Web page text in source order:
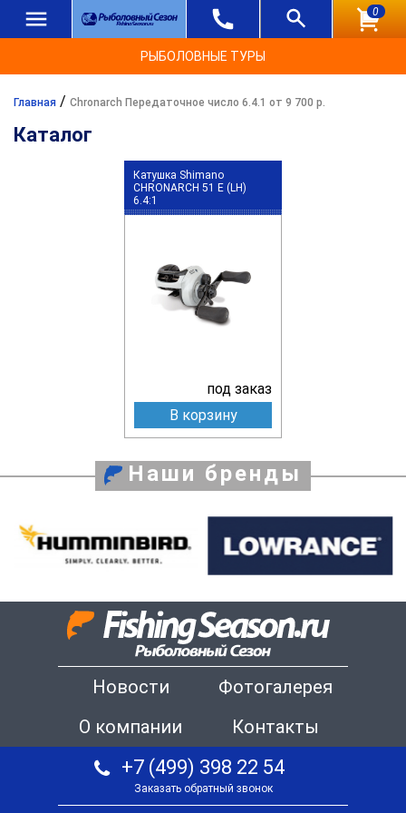
0
РЫБОЛОВНЫЕ ТУРЫ
Главная / Chronarch Передаточное число 6.4.1 от 9 700 р.
Каталог
Катушка Shimano
CHRONARCH 51 E (LH)
6.4:1
под заказ
В корзину
Наши бренды
Новости
Фотогалерея
О компании
Контакты
+7 (499) 398 22 54
Заказать обратный звонок